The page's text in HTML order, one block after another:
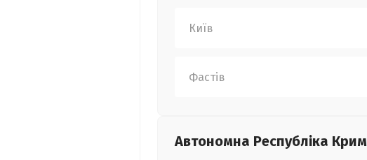
Київ
Фастів
Автономна Республіка Крим